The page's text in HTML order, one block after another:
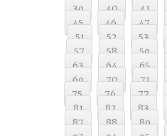
39
40 41
45
46 47
51
52 53
57
58 59
63
64 65
69
70 71
75
76 77
81
82 83
87
88 89